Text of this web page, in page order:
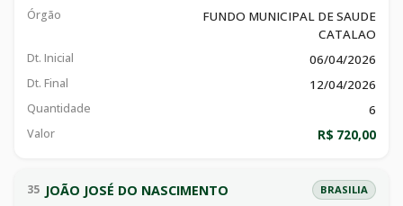
Órgão
FUNDO MUNICIPAL DE SAUDE
CATALAO
Dt. Inicial 06/04/2026
Dt. Final 12/04/2026
Quantidade 6
Valor R$ 720,00
35 JOÃO JOSÉ DO NASCIMENTO BRASILIA